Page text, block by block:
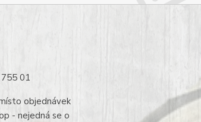
755 01
objednávek
- nejedná se o